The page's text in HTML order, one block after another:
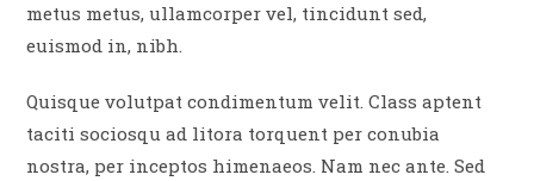
metus metus, ullamcorper vel, tincidunt sed,
euismod in, nibh.
Quisque volutpat condimentum velit. Class aptent
taciti sociosqu ad litora torquent per conubia
nostra, per inceptos himenaeos. Nam nec ante. Sed